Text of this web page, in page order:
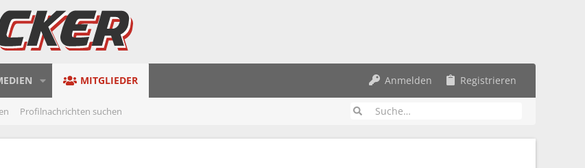
MITGLIEDER Anmelden Registrieren
Profilnachrichten suchen